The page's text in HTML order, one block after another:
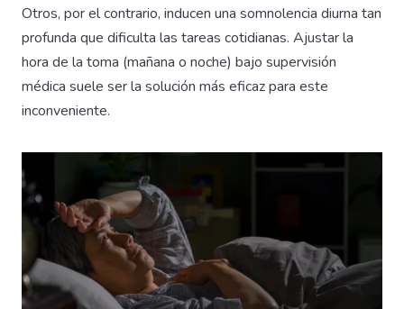
Otros, por el contrario, inducen una somnolencia diurna tan
profunda que dificulta las tareas cotidianas. Ajustar la
hora de la toma (mañana o noche) bajo supervisión
médica suele ser la solución más eficaz para este
inconveniente.